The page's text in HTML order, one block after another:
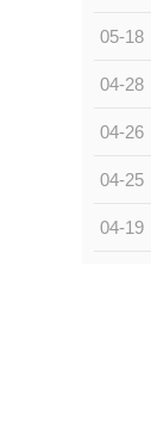
05-18
04-28
04-26
04-25
04-19